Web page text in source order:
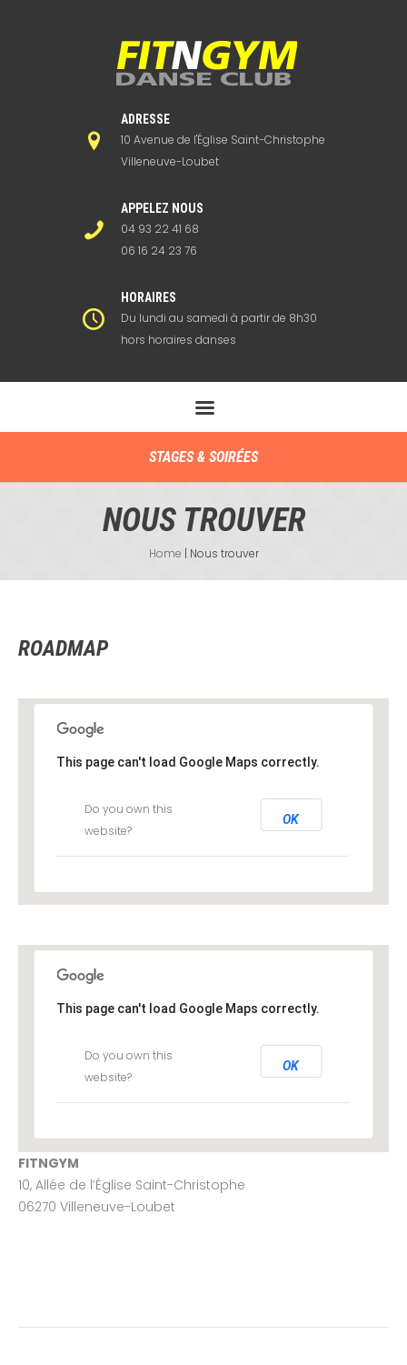
ADRESSE
10 Avenue de l'Église Saint-Christophe
Villeneuve-Loubet
APPELEZ NOUS
04 93 22 41 68
06 16 24 23 76
HORAIRES
Du lundi au samedi à partir de 8h30
hors horaires danses
STAGES & SOIRÉES
NOUS TROUVER
Home | Nous trouver
ROADMAP
This page can't load Google Maps correctly.
Do you own this
website?
OK
This page can't load Google Maps correctly.
Do you own this
website?
OK
FITNGYM
10, Allée de l’Église Saint-Christophe
06270 Villeneuve-Loubet